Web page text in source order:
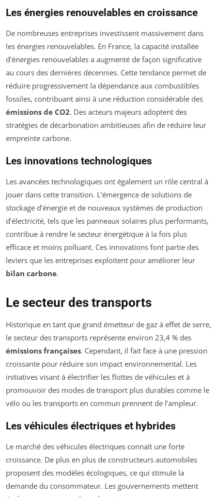
Les énergies renouvelables en croissance
De nombreuses entreprises investissent massivement dans
les énergies renouvelables. En France, la capacité installée
d’énergies renouvelables a augmenté de façon significative
au cours des dernières décennies. Cette tendance permet de
réduire progressivement la dépendance aux combustibles
fossiles, contribuant ainsi à une réduction considérable des
émissions de CO2. Des acteurs majeurs adoptent des
stratégies de décarbonation ambitieuses afin de réduire leur
empreinte carbone.
Les innovations technologiques
Les avancées technologiques ont également un rôle central à
jouer dans cette transition. L’émergence de solutions de
stockage d’énergie et de nouveaux systèmes de production
d’électricité, tels que les panneaux solaires plus performants,
contribue à rendre le secteur énergétique à la fois plus
efficace et moins polluant. Ces innovations font partie des
leviers que les entreprises exploitent pour améliorer leur
bilan carbone.
Le secteur des transports
Historique en tant que grand émetteur de gaz à effet de serre,
le secteur des transports représente environ 23,4 % des
émissions françaises. Cependant, il fait face à une pression
croissante pour réduire son impact environnemental. Les
initiatives visant à électrifier les flottes de véhicules et à
promouvoir des modes de transport plus durables comme le
vélo ou les transports en commun prennent de l’ampleur.
Les véhicules électriques et hybrides
Le marché des véhicules électriques connaît une forte
croissance. De plus en plus de constructeurs automobiles
proposent des modèles écologiques, ce qui stimule la
demande du consommateur. Les gouvernements mettent